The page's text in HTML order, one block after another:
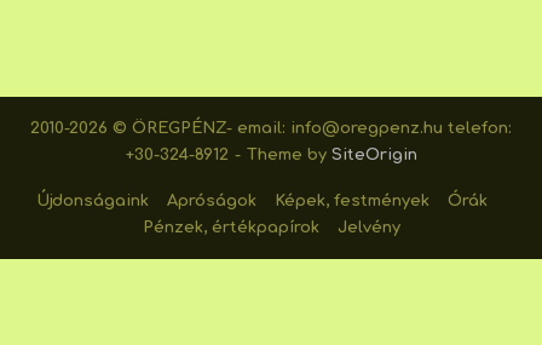
2010-2026 © ÖREGPÉNZ- email: info@oregpenz.hu telefon:
+30-324-8912
Theme by SiteOrigin
Újdonságaink Apróságok Képek, festmények
Órák
Pénzek, értékpapírok
Jelvény